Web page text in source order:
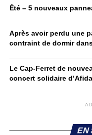
Été – 5 nouveaux
Après avoir perdu une
contraint de dormir
Le Cap-Ferret de
concert solidaire
EN